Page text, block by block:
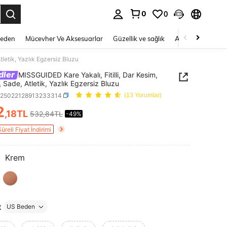
0 0
Mücevher Ve Aksesuarlar Güzellik ve sağlık Ayakkabı
Yazlık Egzersiz Bluzu
MISSGUIDED Kare Yakalı, Fitilli, Dar Kesim,
Sade, Atletik, Yazlık Egzersiz Bluzu
(13 Yorumlar)
AND AVAILABILITY
,18TL 532,84TL -49%
Süreli Fiyat İndirimi
Krem
US Beden